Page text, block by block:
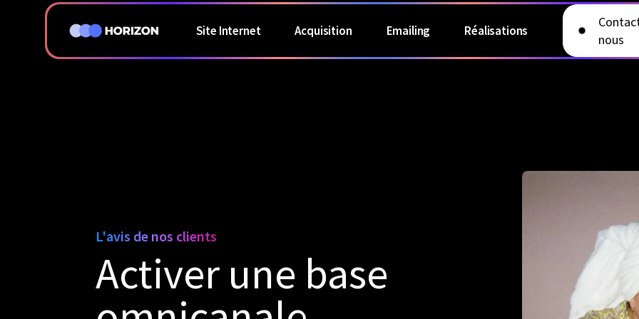
Site Internet Acquisition Emailing Réalisations
nous
L'avis de nos clients
Activer une base